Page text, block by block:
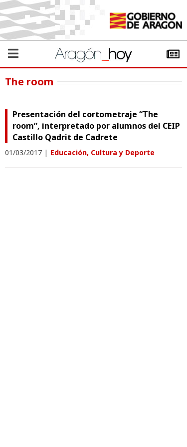
The room
Presentación del cortometraje “The
room”, interpretado por alumnos del CEIP
Castillo Qadrit de Cadrete
01/03/2017 | Educación, Cultura y Deporte